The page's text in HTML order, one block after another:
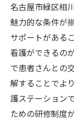
名古屋市緑区相
魅力的な条件が
サポートがある
看護ができるの
で患者さんとの
解することでよ
護ステーション
ための研修制度